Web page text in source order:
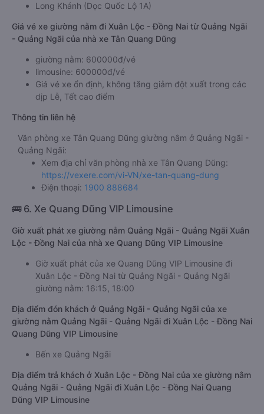
Long Khánh (Dọc Quốc Lộ 1A)
Giá vé xe giường nằm đi Xuân Lộc - Đồng Nai từ Quảng Ngãi
- Quảng Ngãi của nhà xe Tân Quang Dũng
giường nằm: 600000đ/vé
limousine: 600000đ/vé
Giá vé xe ổn định, không tăng giảm đột xuất trong các
dịp Lễ, Tết cao điểm
Thông tin liên hệ
Văn phòng xe Tân Quang Dũng giường nằm ở Quảng Ngãi -
Quảng Ngãi:
Xem địa chỉ văn phòng nhà xe Tân Quang Dũng:
https://vexere.com/vi-VN/xe-tan-quang-dung
Điện thoại: 1900 888684
🚌 6. Xe Quang Dũng VIP Limousine
Giờ xuất phát xe giường nằm Quảng Ngãi - Quảng Ngãi Xuân
Lộc - Đồng Nai của nhà xe Quang Dũng VIP Limousine
Giờ xuất phát của xe Quang Dũng VIP Limousine đi
Xuân Lộc - Đồng Nai từ Quảng Ngãi - Quảng Ngãi
giường nằm: 16:15, 18:00
Địa điểm đón khách ở Quảng Ngãi - Quảng Ngãi của xe
giường nằm Quảng Ngãi - Quảng Ngãi đi Xuân Lộc - Đồng Nai
Quang Dũng VIP Limousine
Bến xe Quảng Ngãi
Địa điểm trả khách ở Xuân Lộc - Đồng Nai của xe giường nằm
Quảng Ngãi - Quảng Ngãi đi Xuân Lộc - Đồng Nai Quang
Dũng VIP Limousine